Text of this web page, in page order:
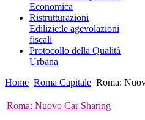
Economica
Ristrutturazioni
Edilizie:le agevolazioni
fiscali
Protocollo della Qualità
Urbana
Home Roma Capitale Roma:
Roma: Nuovo Car Sharing